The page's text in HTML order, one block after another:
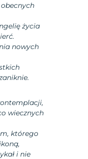
życia
nowych
wiecznych
którego
i nie